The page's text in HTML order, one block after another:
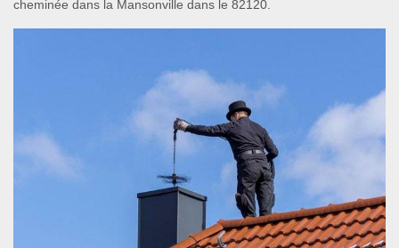
cheminée dans la Mansonville dans le 82120.